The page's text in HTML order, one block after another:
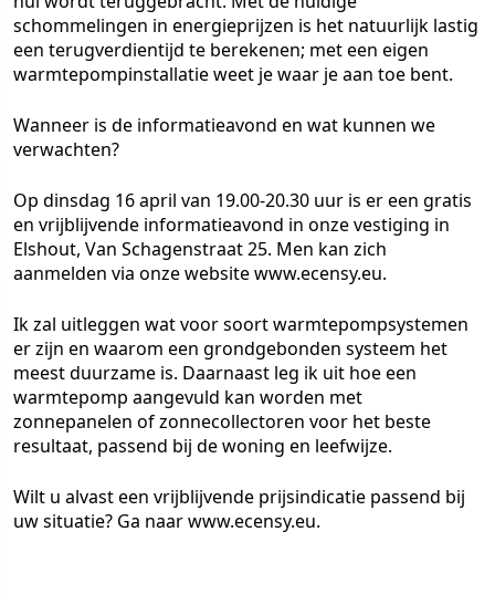
schommelingen in energieprijzen is het natuurlijk lastig
een terugverdientijd te berekenen; met een eigen
warmtepompinstallatie weet je waar je aan toe bent.
Wanneer is de informatieavond en wat kunnen we
verwachten?
Op dinsdag 16 april van 19.00-20.30 uur is er een gratis
en vrijblijvende informatieavond in onze vestiging in
Elshout, Van Schagenstraat 25. Men kan zich
aanmelden via onze website www.ecensy.eu.
Ik zal uitleggen wat voor soort warmtepompsystemen
er zijn en waarom een grondgebonden systeem het
meest duurzame is. Daarnaast leg ik uit hoe een
warmtepomp aangevuld kan worden met
zonnepanelen of zonnecollectoren voor het beste
resultaat, passend bij de woning en leefwijze.
Wilt u alvast een vrijblijvende prijsindicatie passend bij
uw situatie? Ga naar www.ecensy.eu.